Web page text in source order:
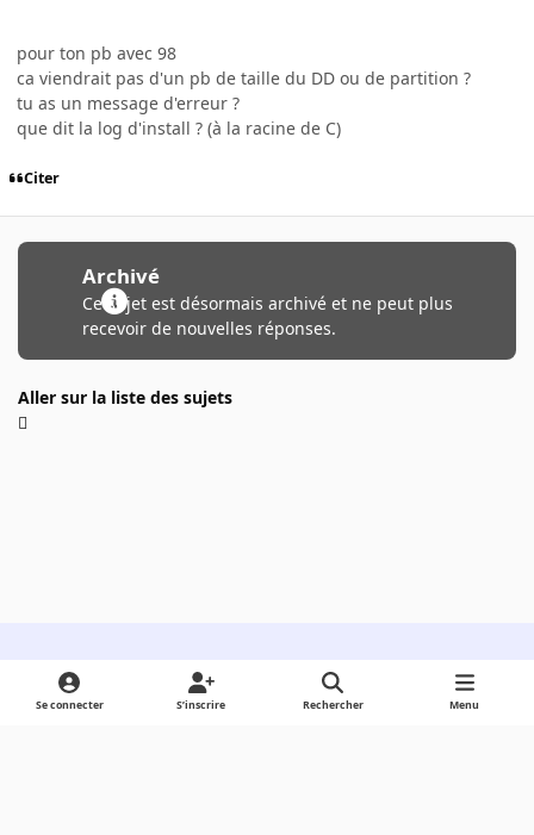
pour ton pb avec 98
ca viendrait pas d'un pb de taille du DD ou de partition ?
tu as un message d'erreur ?
que dit la log d'install ? (à la racine de C)
Citer
Archivé
Ce sujet est désormais archivé et ne peut plus
recevoir de nouvelles réponses.
Aller sur la liste des sujets
Light ModeDark ModeSystem Preference
Se connecter S’inscrire Rechercher Menu